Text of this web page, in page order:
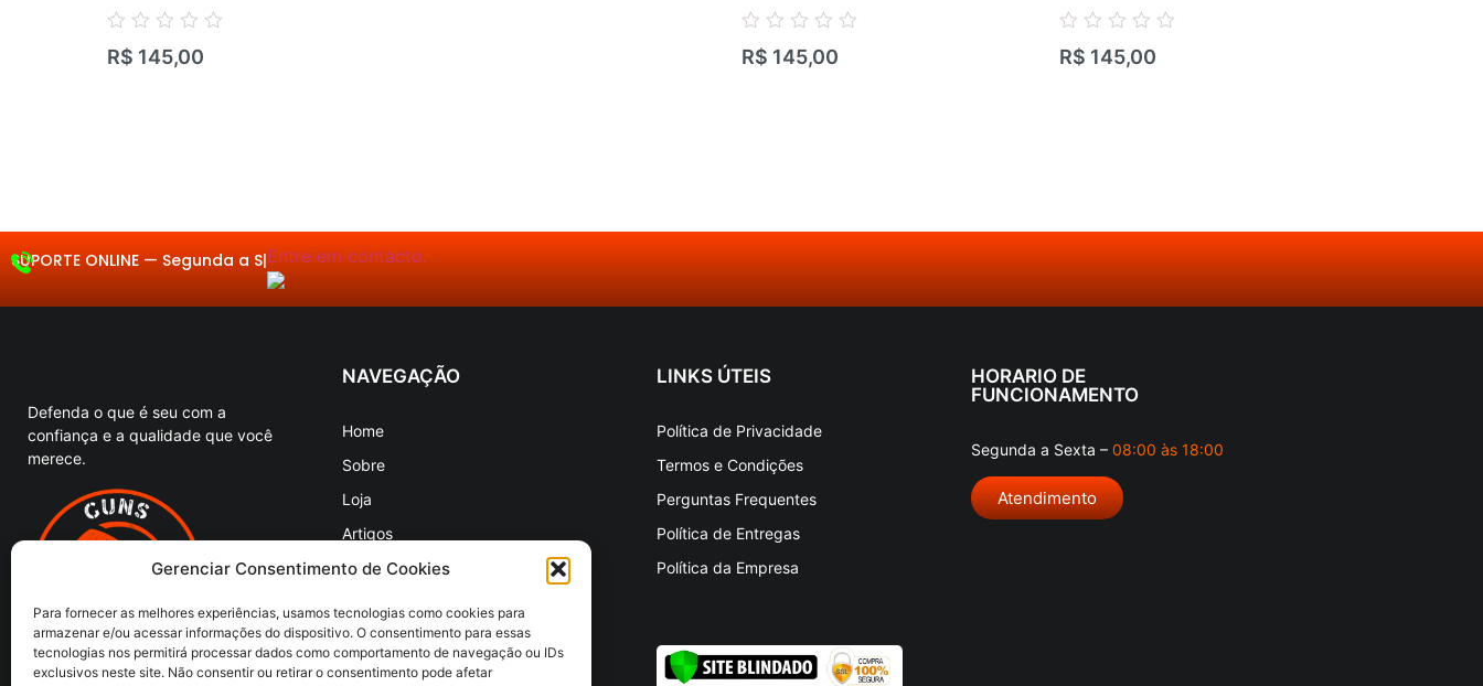
Gerenciar Consentimento de Cookies
Para fornecer as melhores experiências, usamos tecnologias como cookies para
armazenar e/ou acessar informações do dispositivo. O consentimento para essas
tecnologias nos permitirá processar dados como comportamento de navegação ou IDs
exclusivos neste site. Não consentir ou retirar o consentimento pode afetar
Avaliação
0
R$ 145,00
Avaliação
0
R$ 145,00
Avaliação
0
R$ 145,00
SUPORTE ONLINE — Segund|Entre em contacto.
Defenda o que é seu com a
confiança e a qualidade que você
merece.
NAVEGAÇÃO
Home
Sobre
Loja
Artigos
Entre em Contato
LINKS ÚTEIS
Política de Privacidade
Termos e Condições
Perguntas Frequentes
Política de Entregas
Política da Empresa
HORARIO DE
FUNCIONAMENTO
Segunda a Sexta – 08:00 às 18:00
Atendimento